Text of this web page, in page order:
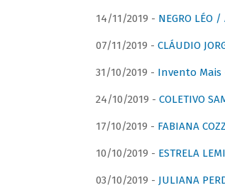
14/11/2019 - NEGRO LÉO
07/11/2019 - CLÁUDIO
31/10/2019 - Invento Mais
24/10/2019 - COLETIVO
17/10/2019 - FABIANA
10/10/2019 - ESTRELA
03/10/2019 - JULIANA